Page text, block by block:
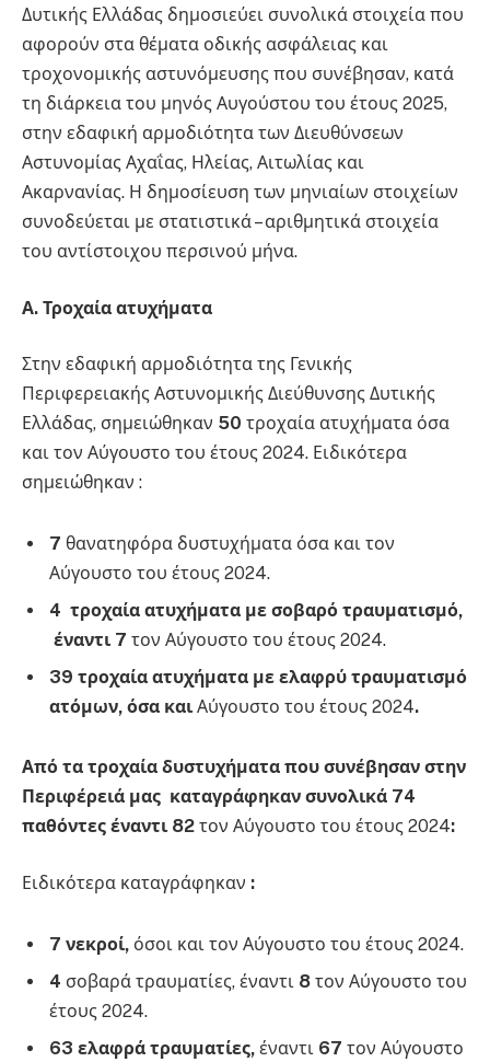
Δυτικής Ελλάδας δημοσιεύει συνολικά στοιχεία που
αφορούν στα θέματα οδικής ασφάλειας και
τροχονομικής αστυνόμευσης που συνέβησαν, κατά
τη διάρκεια του μηνός Αυγούστου του έτους 2025,
στην εδαφική αρμοδιότητα των Διευθύνσεων
Αστυνομίας Αχαΐας, Ηλείας, Αιτωλίας και
Ακαρνανίας. Η δημοσίευση των μηνιαίων στοιχείων
συνοδεύεται με στατιστικά – αριθμητικά στοιχεία
του αντίστοιχου περσινού μήνα.
Α. Τροχαία ατυχήματα
Στην εδαφική αρμοδιότητα της Γενικής
Περιφερειακής Αστυνομικής Διεύθυνσης Δυτικής
Ελλάδας, σημειώθηκαν 50 τροχαία ατυχήματα όσα
και τον Αύγουστο του έτους 2024. Ειδικότερα
σημειώθηκαν :
7 θανατηφόρα δυστυχήματα όσα και τον
Αύγουστο του έτους 2024.
4 τροχαία ατυχήματα με σοβαρό τραυματισμό,
έναντι 7 τον Αύγουστο του έτους 2024.
39 τροχαία ατυχήματα με ελαφρύ τραυματισμό
ατόμων, όσα καιΑύγουστο του έτους 2024.
Από τα τροχαία δυστυχήματα που συνέβησαν στην
Περιφέρειά μας καταγράφηκαν συνολικά 74
παθόντες έναντι 82 τον Αύγουστο του έτους 2024:
Ειδικότερα καταγράφηκαν :
7 νεκροί, όσοι και τον Αύγουστο του έτους 2024.
4 σοβαρά τραυματίες, έναντι 8 τον Αύγουστο του
έτους 2024.
63 ελαφρά τραυματίες, έναντι 67 τον Αύγουστο